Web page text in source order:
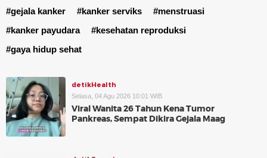
#gejala kanker #kanker serviks
#menstruasi
#kanker payudara
#kesehatan reproduksi
#gaya hidup sehat
detikHealth
Selasa, 04 Agu 2026 10:01 WIB
Viral Wanita 26 Tahun Kena Tumor
Pankreas, Sempat Dikira Gejala Maag